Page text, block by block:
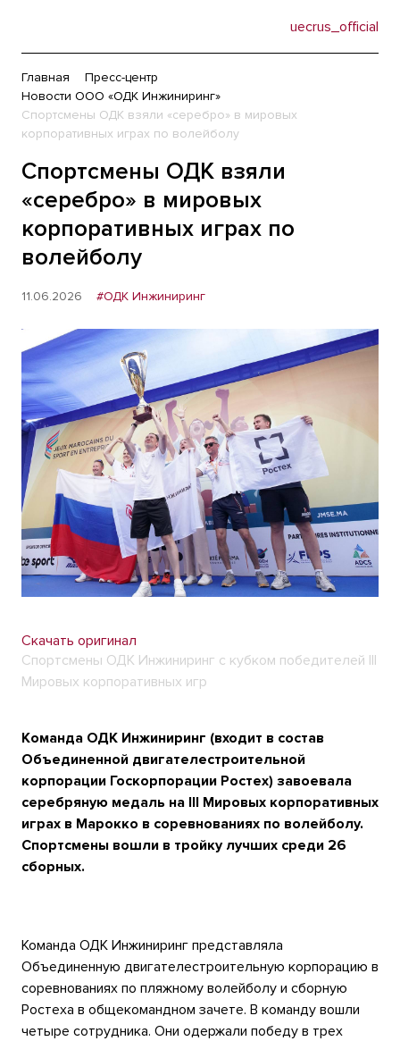
uecrus_official
Главная
Пресс-центр
Новости ООО «ОДК Инжиниринг»
Спортсмены ОДК взяли «серебро» в мировых
корпоративных играх по волейболу
Спортсмены ОДК взяли
«серебро» в мировых
корпоративных играх по
волейболу
11.06.2026 #ОДК Инжиниринг
Скачать оригинал
Спортсмены ОДК Инжиниринг с кубком победителей III
Мировых корпоративных игр
Команда ОДК Инжиниринг (входит в состав
Объединенной двигателестроительной
корпорации Госкорпорации Ростех) завоевала
серебряную медаль на III Мировых корпоративных
играх в Марокко в соревнованиях по волейболу.
Спортсмены вошли в тройку лучших среди 26
сборных.
Команда ОДК Инжиниринг представляла
Объединенную двигателестроительную корпорацию в
соревнованиях по пляжному волейболу и сборную
Ростеха в общекомандном зачете. В команду вошли
четыре сотрудника. Они одержали победу в трех